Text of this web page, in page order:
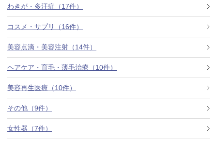
医師紹介
アクセス
西梅田から徒歩2分
ついて
わきが・多汗症（17件）
コスメ・サプリ（16件）
美容点滴・美容注射（14件）
ヘアケア・育毛・薄毛治療（10件）
美容再生医療（10件）
その他（9件）
女性器（7件）